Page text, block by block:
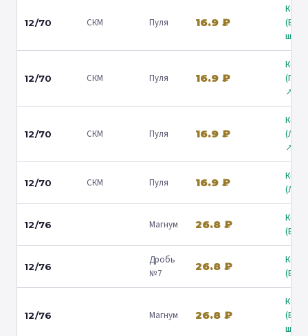
12/70 СКМ Пуля 16.9 ₽
ш.) ↗
12/70 СКМ Пуля 16.9 ₽
↗
12/70 СКМ Пуля 16.9 ₽
↗
12/70 СКМ Пуля 16.9 ₽
12/76 Магнум 26.8 ₽
12/76
Дробь
№7
26.8 ₽
12/76 Магнум 26.8 ₽
ш.) ↗